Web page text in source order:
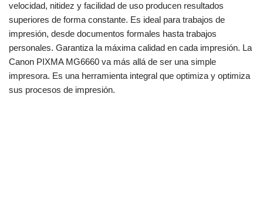
velocidad, nitidez y facilidad de uso producen resultados
superiores de forma constante. Es ideal para trabajos de
impresión, desde documentos formales hasta trabajos
personales. Garantiza la máxima calidad en cada impresión. La
Canon PIXMA MG6660 va más allá de ser una simple
impresora. Es una herramienta integral que optimiza y optimiza
sus procesos de impresión.